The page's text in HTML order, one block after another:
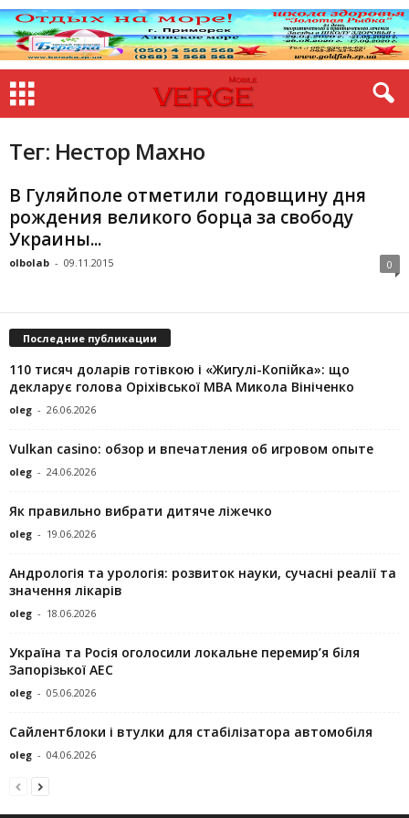
Тег: Нестор Махно
В Гуляйполе отметили годовщину дня
рождения великого борца за свободу
Украины...
olbolab - 09.11.2015 0
Последние публикации
110 тисяч доларів готівкою і «Жигулі-Копійка»: що
декларує голова Оріхівської МВА Микола Вініченко
oleg - 26.06.2026
Vulkan casino: обзор и впечатления об игровом опыте
oleg - 24.06.2026
Як правильно вибрати дитяче ліжечко
oleg - 19.06.2026
Андрологія та урологія: розвиток науки, сучасні реалії та
значення лікарів
oleg - 18.06.2026
Україна та Росія оголосили локальне перемир’я біля
Запорізької АЕС
oleg - 05.06.2026
Сайлентблоки і втулки для стабілізатора автомобіля
oleg - 04.06.2026